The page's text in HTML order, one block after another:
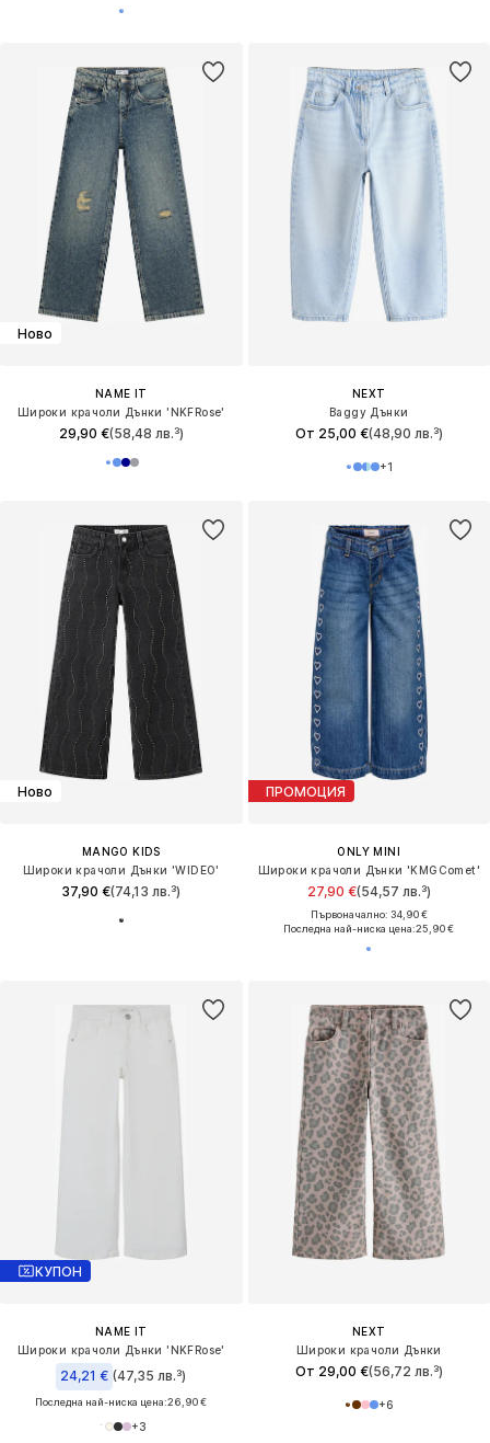
Ново
NAME IT
Широки крачоли Дънки 'NKFRose'
29,90 €(58,48 лв.³)
NEXT
Baggy Дънки
От 25,00 €(48,90 лв.³)
+1
Ново
MANGO KIDS
Широки крачоли Дънки 'WIDEO'
37,90 €(74,13 лв.³)
ПРОМОЦИЯ
ONLY MINI
Широки крачоли Дънки 'KMGComet'
27,90 €(54,57 лв.³)
Първоначално: 34,90 €
Последна най-ниска цена:25,90 €
КУПОН
NAME IT
Широки крачоли Дънки 'NKFRose'
24,21 € (47,35 лв.³)
Последна най-ниска цена:26,90 €
+3
NEXT
Широки крачоли Дънки
От 29,00 €(56,72 лв.³)
+6